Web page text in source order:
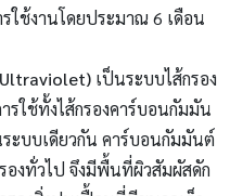
ใช้งานโดยประมาณ 6 เดือน
Ultraviolet) เป็นระบบไส้กรอง
ใช้ทั้งไส้กรองคาร์บอนกัมมัน
ะบบเดียวกัน คาร์บอนกัมมันต์
งทั่วไป จึงมีพื้นที่ผิวสัมผัสดัก